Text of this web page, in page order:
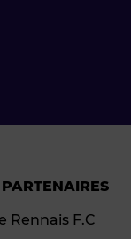
Rennais F.C